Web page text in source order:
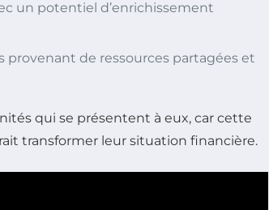
un potentiel d’enrichissement
provenant de ressources partagées et
qui se présentent à eux, car cette
transformer leur situation financière.